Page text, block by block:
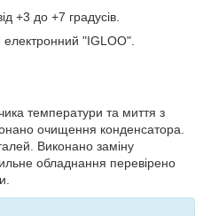
+3 до +7 градусів.
"IGLOO".
температури та миття з
очищення конденсатора.
Виконано заміну
обладнання перевірено